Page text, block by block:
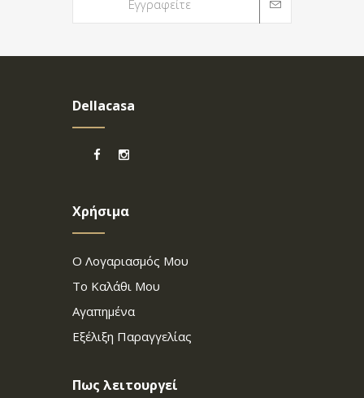
Dellacasa
Χρήσιμα
Ο Λογαριασμός Μου
Το Καλάθι Μου
Αγαπημένα
Εξέλιξη Παραγγελίας
Πως λειτουργεί